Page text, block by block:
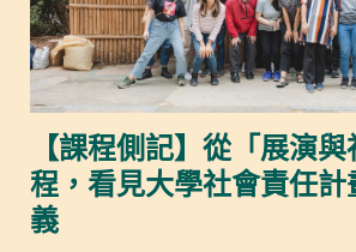
【課程側記】從「展演
程，看見大學社會責任計
義